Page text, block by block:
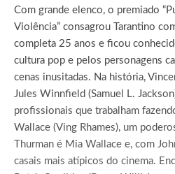
Com grande elenco, o premiado
Violência” consagrou Tarantino
completa 25 anos e ficou
cultura pop e pelos personagens
cenas inusitadas. Na história,
Jules Winnfield (Samuel L.
profissionais que trabalham
Wallace (Ving Rhames), um
Thurman é Mia Wallace e, com
casais mais atípicos do cinema.